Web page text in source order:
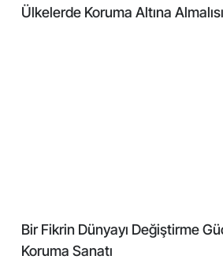
Ülkelerde Koruma Altına
Bir Fikrin Dünyayı Değiştirme
Koruma Sanatı